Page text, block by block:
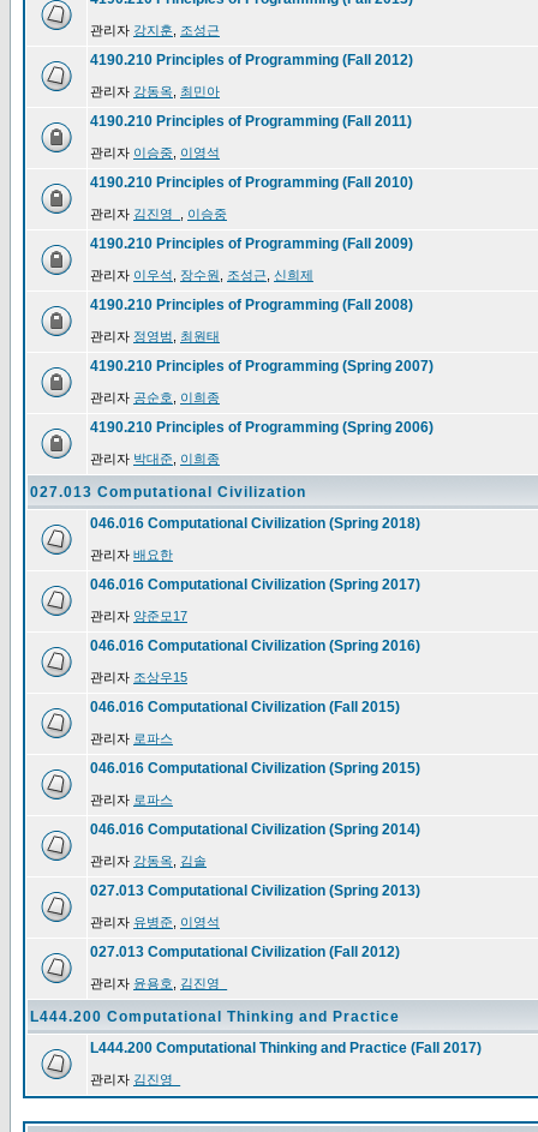
관리자 강지훈 조성근
4190.210 Principles of Programming (Fall 2012)
관리자 강동옥 최민아
4190.210 Principles of Programming (Fall 2011)
관리자 이승중 이영석
4190.210 Principles of Programming (Fall 2010)
관리자 김진영_ 이승중
4190.210 Principles of Programming (Fall 2009)
관리자 이우석 장수원 조성근 신희제
4190.210 Principles of Programming (Fall 2008)
관리자 정영범 최원태
4190.210 Principles of Programming (Spring 2007)
관리자 공순호 이희종
4190.210 Principles of Programming (Spring 2006)
관리자 박대준 이희종
027.013 Computational Civilization
046.016 Computational Civilization (Spring 2018)
관리자 배요한
046.016 Computational Civilization (Spring 2017)
관리자 양준모17
046.016 Computational Civilization (Spring 2016)
관리자 조상우15
046.016 Computational Civilization (Fall 2015)
관리자 로파스
046.016 Computational Civilization (Spring 2015)
관리자 로파스
046.016 Computational Civilization (Spring 2014)
관리자 강동옥 김솔
027.013 Computational Civilization (Spring 2013)
관리자 유병준 이영석
027.013 Computational Civilization (Fall 2012)
관리자 윤용호 김진영_
L444.200 Computational Thinking and Practice
L444.200 Computational Thinking and Practice (Fall 2017)
관리자 김진영_